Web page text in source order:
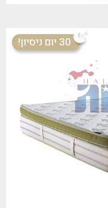
30 יום ניסיון!